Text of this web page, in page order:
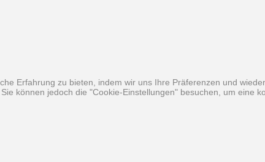
Erfahrung zu bieten, indem wir uns Ihre Präferenzen und
können jedoch die "Cookie-Einstellungen" besuchen, um eine